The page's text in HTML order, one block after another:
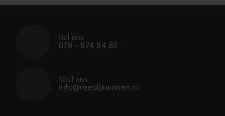
Bel ons
078 - 674 84 85
Mail ons
info@reedijkwonen.nl